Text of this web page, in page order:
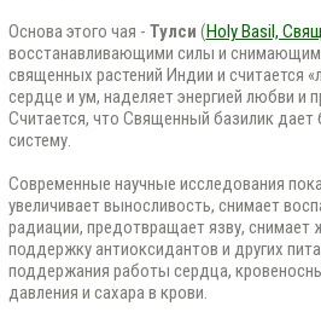
Основа этого чая - Тулси (Holy Basil,
восстанавливающими силы и
священных растений Индии и считается
сердце и ум, наделяет энергией любви и
Считается, что Священный базилик
систему.
Современные научные исследования
увеличивает выносливость, снимает
радиации, предотвращает язву, снимает
поддержку антиоксидантов и других
поддержания работы сердца,
давления и сахара в крови.